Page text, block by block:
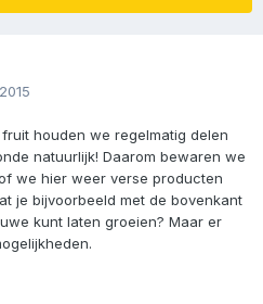
houden we regelmatig delen
natuurlijk! Daarom bewaren we
we hier weer verse producten
je bijvoorbeeld met de bovenkant
kunt laten groeien? Maar er